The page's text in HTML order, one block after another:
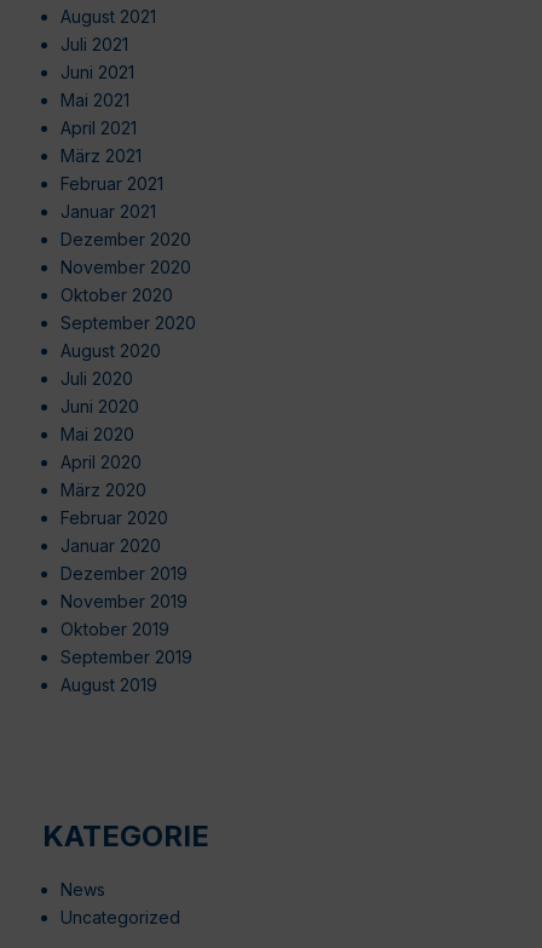
August 2021
Juli 2021
Juni 2021
Mai 2021
April 2021
März 2021
Februar 2021
Januar 2021
Dezember 2020
November 2020
Oktober 2020
September 2020
August 2020
Juli 2020
Juni 2020
Mai 2020
April 2020
März 2020
Februar 2020
Januar 2020
Dezember 2019
November 2019
Oktober 2019
September 2019
August 2019
KATEGORIE
News
Uncategorized